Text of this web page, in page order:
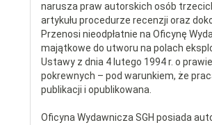
narusza praw autorskich osób
artykułu procedurze recenzji oraz
Przenosi nieodpłatnie na Oficynę
majątkowe do utworu na polach
Ustawy z dnia 4 lutego 1994 r. o
pokrewnych – pod warunkiem, że
publikacji i opublikowana.
Oficyna Wydawnicza SGH posiada